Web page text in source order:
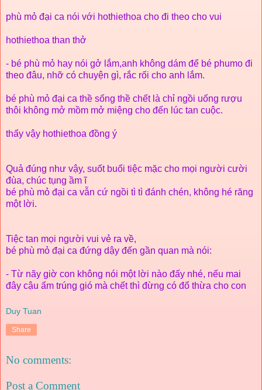
phù mỏ đại ca nói với hothiethoa cho đi theo cho vui
hothiethoa than thở
- bé phù mỏ hay nói gở lắm,anh không dám để bé phumo đi
theo đâu, nhỡ có chuyện gì, rắc rối cho anh lắm.
bé phù mỏ đại ca thề sống thề chết là chỉ ngồi uống rượu
thôi không mở mồm mở miệng cho đến lúc tan cuộc.
thấy vậy hothiethoa đồng ý
Quả đúng như vậy, suốt buổi tiệc mặc cho mọi người cười
đùa, chúc tụng ầm ĩ
bé phù mỏ đại ca vẫn cứ ngồi tì tì đánh chén, không hé răng
một lời.
Tiệc tan mọi người vui vẻ ra về,
bé phù mỏ đại ca đứng dậy đến gần quan mà nói:
- Từ nãy giờ con không nói một lời nào đấy nhé, nếu mai
đây cậu ấm trúng gió mà chết thì đừng có đổ thừa cho con
Duy Tuan
Share
No comments:
Post a Comment